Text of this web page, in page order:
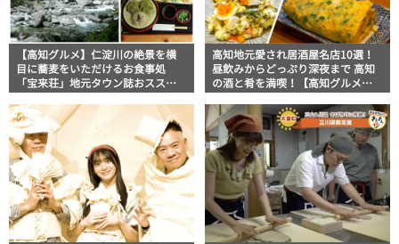
【高知グルメ】仁淀川の絶景を横
目に蕎麦をいただけるお食事処
「宝来荘」地元タウン誌おススメ
高知地元愛され居酒屋名店10選！
昼飲みからどっぷり深夜まで 高知
の酒と肴を満喫！【高知グルメ